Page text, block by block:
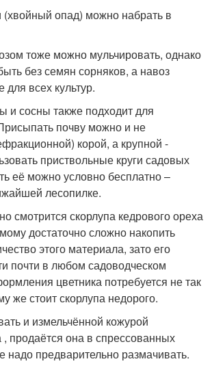
опад) можно набрать в
тоже можно мульчировать, однако
без семян сорняков, а навоз
для всех культур.
и сосны также подходит для
почву можно и не
корой, а крупной -
приствольные круги садовых
её можно условно бесплатно –
лесопилке.
смотрится скорлупа кедрового ореха
достаточно сложно накопить
этого материала, зато его
почти в любом садоводческом
цветника потребуется не так
же стоит скорлупа недорого.
и измельчённой кожурой
, продаётся она в спрессованных
надо предварительно размачивать.